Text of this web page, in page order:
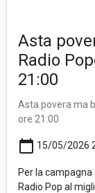
Asta
Radio
21:00
Asta povera ma
ore 21:00
calendar_today 15/05/2026
Per la
Radio Pop al